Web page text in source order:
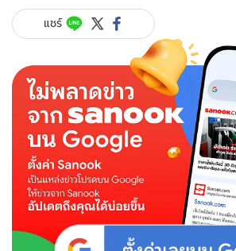
แชร์